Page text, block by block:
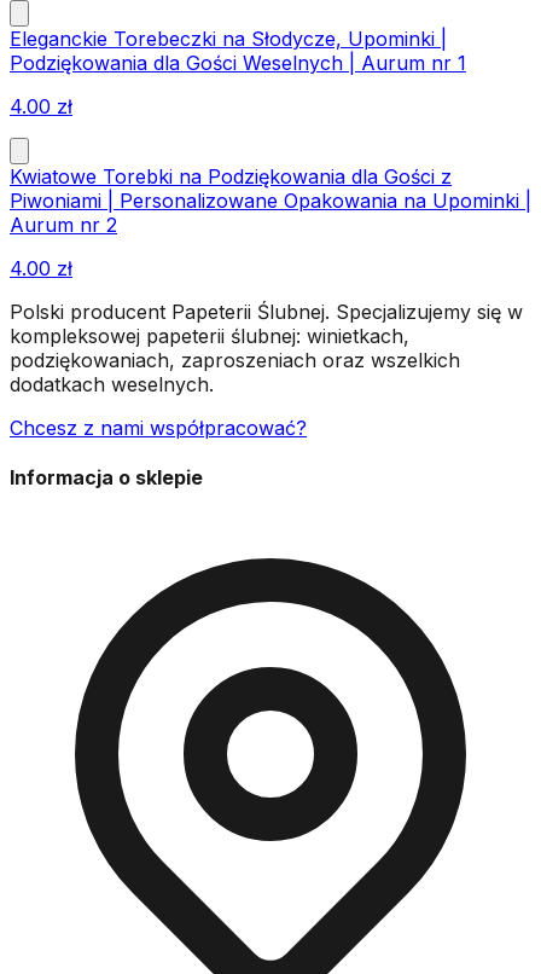
Eleganckie Torebeczki na Słodycze, Upominki |
Podziękowania dla Gości Weselnych | Aurum nr 1
4.00 zł
Kwiatowe Torebki na Podziękowania dla Gości z
Piwoniami | Personalizowane Opakowania na Upominki |
Aurum nr 2
4.00 zł
Polski producent Papeterii Ślubnej. Specjalizujemy się w
kompleksowej papeterii ślubnej: winietkach,
podziękowaniach, zaproszeniach oraz wszelkich
dodatkach weselnych.
Chcesz z nami współpracować?
Informacja o sklepie